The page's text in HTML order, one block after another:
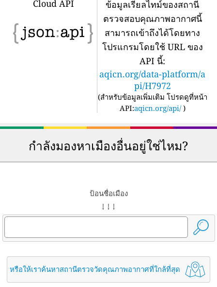
Cloud API
ข้อมูลเรียลไทม์ของสถานี
ตรวจสอบคุณภาพอากาศนี้
สามารถเข้าถึงได้โดยทาง
โปรแกรมโดยใช้ URL ของ
API นี้:
aqicn.org/data-platform/a
pi/H7972
(สำหรับข้อมูลเพิ่มเติม โปรดดูที่หน้า
API:aqicn.org/api/ )
กำลังมองหาเมืองอื่นอยู่ใช่ไหม?
ป้อนชื่อเมือง
↓ ↓ ↓
หรือให้เราค้นหาสถานีตรวจวัดคุณภาพอากาศที่ใกล้ที่สุด